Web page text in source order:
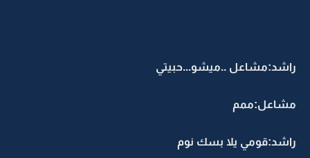
راشد:مشاعل ..ميشو...حبيتي
مشاعل:ممم
راشد:قومي يلا بسك نوم